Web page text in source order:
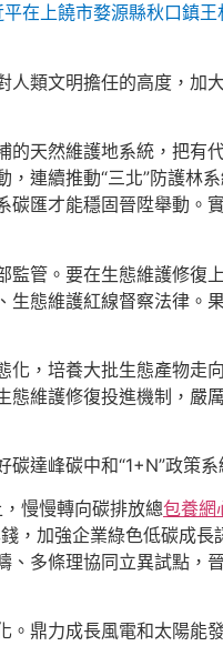
在上饒市婺源縣秋口鎮
人類文明擔任的高度，加
的天然維護地系統，把有
連續推動“三北”防護林
碳匯才能穩固晉陞舉動。
管。要在生態維護修復
、生態維護紅線督察法律。
，培養大批生態產物走
維護修復投進機制，嚴
達峰碳中和“1+N”政策系
慢慢轉向碳排放總包養網
，加強企業綠色低碳成長
多條理協同立異試點，
鼎力成長風電和太陽能